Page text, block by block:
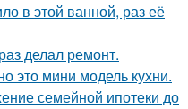
в этой ванной, раз её
делал ремонт.
это мини модель кухни.
семейной ипотеки до